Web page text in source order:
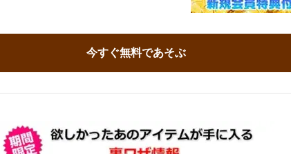
今すぐ無料であそぶ